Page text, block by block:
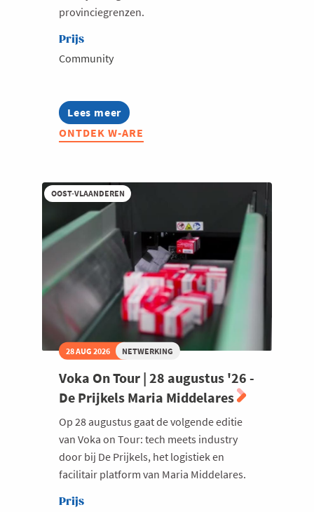
provinciegrenzen.
Prijs
Community
Lees meer
about
W-
ARE
met
Oost-
en
West-
Vlaamse
community's
ONTDEK W-ARE
OOST-VLAANDEREN
28 AUG 2026 NETWERKING
Voka On Tour | 28 augustus '26 -
De Prijkels Maria Middelares
Op 28 augustus gaat de volgende editie
van Voka on Tour: tech meets industry
door bij De Prijkels, het logistiek en
facilitair platform van Maria Middelares.
Prijs